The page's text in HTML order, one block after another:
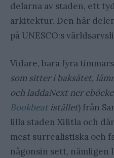
delarna av staden, ett
arkitektur. Den här
på UNESCO:s
Vidare, bara fyra
som sitter i baksätet,
och laddaNext ner
Bookbeatistället) från
lilla staden Xilitla och
mest surrealistiska och
någonsin sett, nämligen